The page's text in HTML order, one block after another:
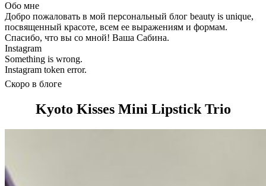
Обо мне
Добро пожаловать в мой персональный блог beauty is unique,
посвященный красоте, всем ее выражениям и формам.
Спасибо, что вы со мной! Ваша Сабина.
Instagram
Something is wrong.
Instagram token error.
Скоро в блоге
Kyoto Kisses Mini Lipstick Trio